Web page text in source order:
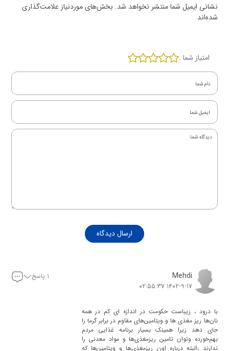
نشانی ایمیل شما منتشر نخواهد شد. بخش‌های موردنیاز علامت‌گذاری
شده‌اند
امتیاز شما :
ارسال دیدگاه
Mehdi
1402-9-17 02:55:37
۱ پاسخ
با درود ، زیباست حکومت در اندازه ای کم در همه
نان‌ها ریز مغذی ها و ویتامین‌های مقاوم در برابر گرما را
جای دهد زیرا همینک بسیار برنامه غذایی مردم
بهم‌خورده وتوان تامین ریزمغذی‌ها و مواد معدنی را
ندارند ،البته درباره اون ریزمغذی‌ها و ویتامین‌ها که